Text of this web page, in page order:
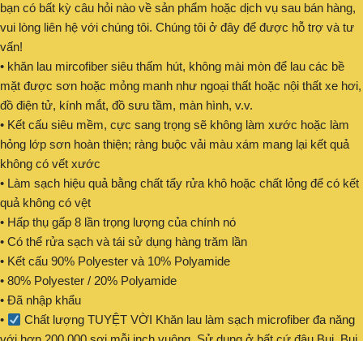
bạn có bất kỳ câu hỏi nào về sản phẩm hoặc dịch vụ sau bán hàng,
vui lòng liên hệ với chúng tôi. Chúng tôi ở đây để được hỗ trợ và tư
vấn!
• khăn lau mircofiber siêu thấm hút, không mài mòn để lau các bề
mặt được sơn hoặc mỏng manh như ngoại thất hoặc nội thất xe hơi,
đồ điện tử, kính mắt, đồ sưu tầm, màn hình, v.v.
• Kết cấu siêu mềm, cực sang trọng sẽ không làm xước hoặc làm
hỏng lớp sơn hoàn thiện; ràng buộc vải màu xám mang lại kết quả
không có vết xước
• Làm sạch hiệu quả bằng chất tẩy rửa khô hoặc chất lỏng để có kết
quả không có vệt
• Hấp thụ gấp 8 lần trọng lượng của chính nó
• Có thể rửa sạch và tái sử dụng hàng trăm lần
• Kết cấu 90% Polyester và 10% Polyamide
• 80% Polyester / 20% Polyamide
• Đã nhập khẩu
•
Chất lượng TUYỆT VỜI Khăn lau làm sạch microfiber đa năng